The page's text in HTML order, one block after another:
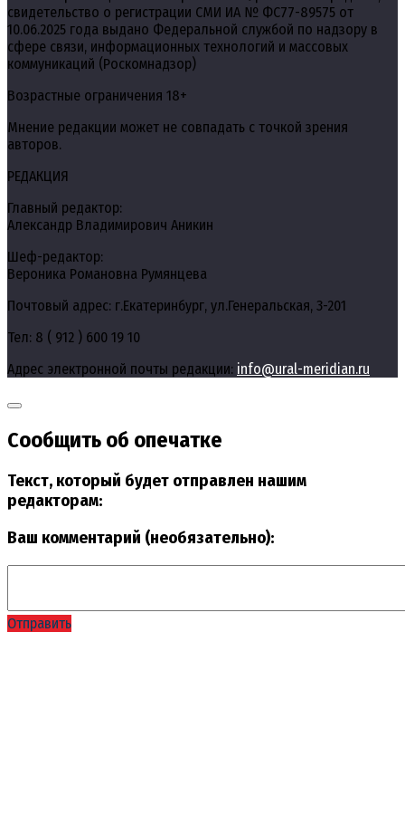
свидетельство о регистрации СМИ ИА № ФС77-89575 от
10.06.2025 года выдано Федеральной службой по надзору в
сфере связи, информационных технологий и массовых
коммуникаций (Роскомнадзор)
Возрастные ограничения 18+
Мнение редакции может не совпадать с точкой зрения
авторов.
РЕДАКЦИЯ
Главный редактор:
Александр Владимирович Аникин
Шеф-редактор:
Вероника Романовна Румянцева
Почтовый адрес: г.Екатеринбург, ул.Генеральская, 3-201
Тел: 8 ( 912 ) 600 19 10
Адрес электронной почты редакции: info@ural-meridian.ru
Сообщить об опечатке
Текст, который будет отправлен нашим
редакторам:
Ваш комментарий (необязательно):
Отправить